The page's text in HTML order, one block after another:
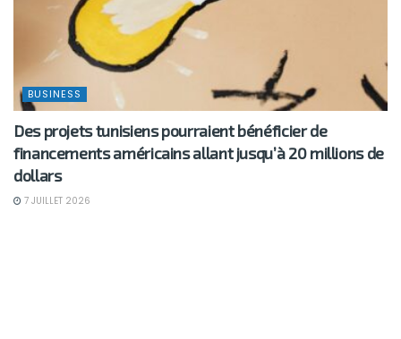
BUSINESS
Des projets tunisiens pourraient bénéficier de
financements américains allant jusqu’à 20 millions de
dollars
7 JUILLET 2026